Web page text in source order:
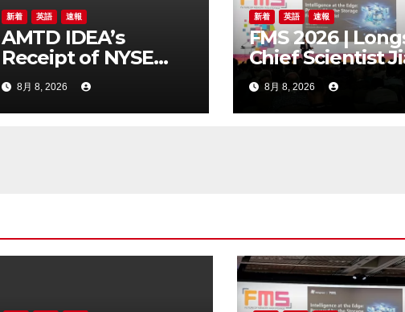
新着 英語 速報
AMTD IDEA’s
Receipt of NYSE
Letter Regarding
ADS Trading Price’s
Below Compliance
8月 8, 2026
新着 英語 速報
FMS 2026 |
Chief Scientist
Chen Highlights
Storage Foundry
Model for Edge
8月 8, 2026